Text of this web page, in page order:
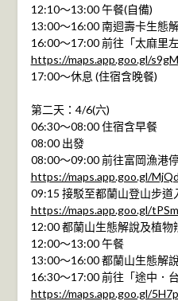
12:10～13:00 午餐(自備)
13:00～16:00 南迴壽卡生態
16:00～17:00 前往「太麻里
https://maps.app.goo.gl/
17:00～休息 (住宿含晚餐)
第二天：4/6(六)
06:30～08:00 住宿含早餐
08:00 出發
08:00～09:00 前往富岡漁港
https://maps.app.goo.gl/
09:15 接駁至都蘭山登山步道
https://maps.app.goo.gl/
12:00 都蘭山生態解說及植物
12:00～13:00 午餐
13:00～16:00 都蘭山生態解
16:30～17:00 前往「途中．
https://maps.app.goo.gl/